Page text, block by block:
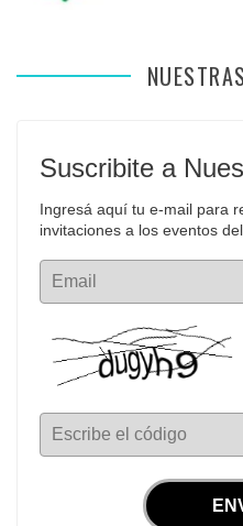
Suscribite a
Ingresá aquí tu e-mail para
invitaciones a los eventos
Email
Escribe el código